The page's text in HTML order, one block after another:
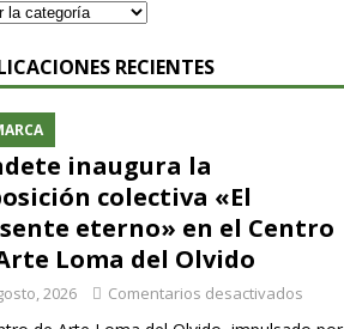
RECIENTES
inaugura la
colectiva «El
eterno» en el Centro
Loma del Olvido
2026 Comentarios desactivados